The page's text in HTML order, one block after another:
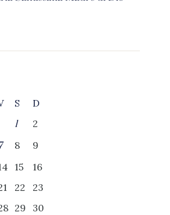
S
D
1
2
8
9
15
16
22
23
29
30